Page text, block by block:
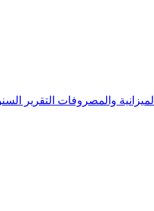
الميزانية والمصروفات التقرير